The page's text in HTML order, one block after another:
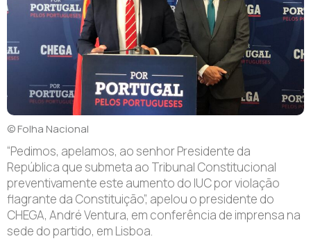
© Folha Nacional
“Pedimos, apelamos, ao senhor Presidente da
República que submeta ao Tribunal Constitucional
preventivamente este aumento do IUC por violação
flagrante da Constituição”, apelou o presidente do
CHEGA, André Ventura, em conferência de imprensa na
sede do partido, em Lisboa.